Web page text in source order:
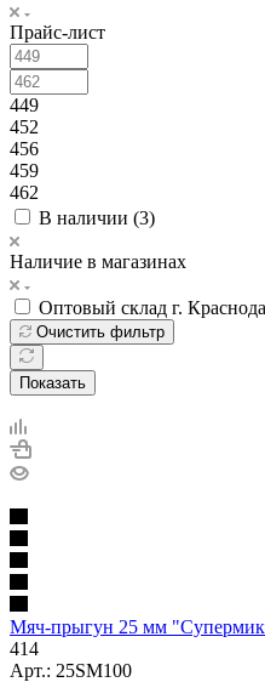
Прайс-лист
449
452
456
459
462
В наличии (3)
Наличие в магазинах
Оптовый склад г.
Очистить фильтр
Показать
Мяч-прыгун 25 мм
414
Арт.: 25SM100